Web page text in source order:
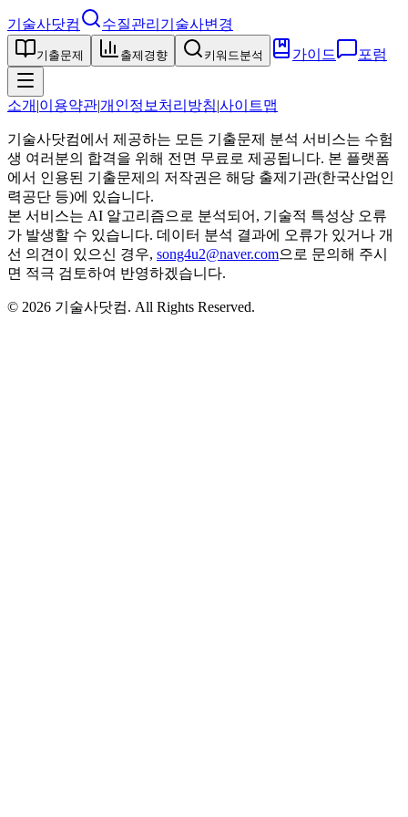
기술사닷컴 수질관리기술사변경
기출문제 출제경향 키워드분석 가이드 포럼
소개 |이용약관|개인정보처리방침|사이트맵
기술사닷컴에서 제공하는 모든 기출문제 분석 서비스는 수험
생 여러분의 합격을 위해 전면 무료로 제공됩니다. 본 플랫폼
에서 인용된 기출문제의 저작권은 해당 출제기관(한국산업인
력공단 등)에 있습니다.
본 서비스는 AI 알고리즘으로 분석되어, 기술적 특성상 오류
가 발생할 수 있습니다. 데이터 분석 결과에 오류가 있거나 개
선 의견이 있으신 경우, song4u2@naver.com으로 문의해 주시
면 적극 검토하여 반영하겠습니다.
© 2026 기술사닷컴. All Rights Reserved.